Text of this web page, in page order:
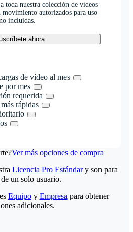
toda nuestra colección de vídeos
autorizados para uso
incluidas.
ahora
de vídeo al mes
por mes
requerida
rápidas
Ver más opciones de compra
Licencia Pro Estándary son para
un solo usuario.
Equipoy Empresa para obtener
adicionales.